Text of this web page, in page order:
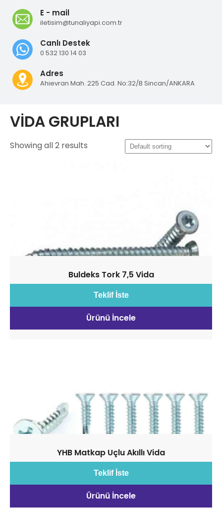
E - mail
iletisim@tunaliyapi.com.tr
Canlı Destek
0 532 130 14 03
Adres
Ahievran Mah. 225 Cad. No:32/B Sincan/ANKARA
VİDA GRUPLARI
Showing all 2 results
Buldeks Tork 7,5 Vida
Teklif İste
Ürünü İncele
YHB Matkap Uçlu Akıllı Vida
Teklif İste
Ürünü İncele